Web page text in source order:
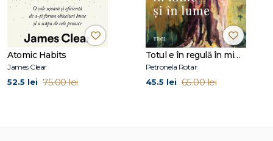
Atomic Habits
James Clear
52.5 lei 75.00 lei
Totul e în regulă în mine și în lume
Petronela Rotar
45.5 lei 65.00 lei